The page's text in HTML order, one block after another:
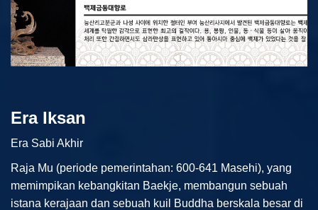
Era Iksan
Era Sabi Akhir
Raja Mu (periode pemerintahan: 600-641 Masehi), yang
memimpikan kebangkitan Baekje, membangun sebuah
istana kerajaan dan sebuah kuil Buddha berskala besar di